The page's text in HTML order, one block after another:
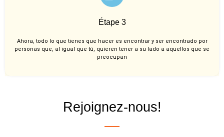
Étape 3
Ahora, todo lo que tienes que hacer es encontrar y ser encontrado por
personas que, al igual que tú, quieren tener a su lado a aquellos que se
preocupan
Rejoignez-nous!